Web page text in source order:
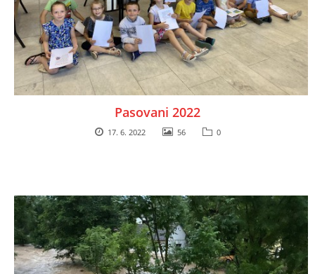
Pasovani 2022
17. 6. 2022 56 0